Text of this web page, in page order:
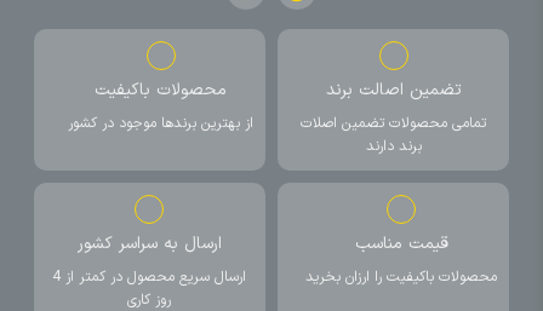
تضمین اصالت برند
تمامی محصولات تضمین اصلات
برند دارند
محصولات باکیفیت
از بهترین برندها موجود در کشور
قیمت مناسب
محصولات باکیفیت را ارزان بخرید
ارسال به سراسر کشور
ارسال سریع محصول در کمتر از 4
روز کاری